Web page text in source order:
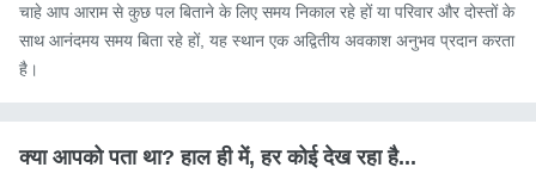
चाहे आप आराम से कुछ पल बिताने के लिए समय निकाल रहे हों या परिवार और दोस्तों के
साथ आनंदमय समय बिता रहे हों, यह स्थान एक अद्वितीय अवकाश अनुभव प्रदान करता
है।
क्या आपको पता था? हाल ही में, हर कोई देख रहा है...